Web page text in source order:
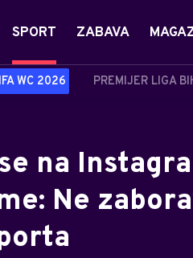
SPORT
WC 2026 PREMIJER LIGA
ZABAVA
na
Ne